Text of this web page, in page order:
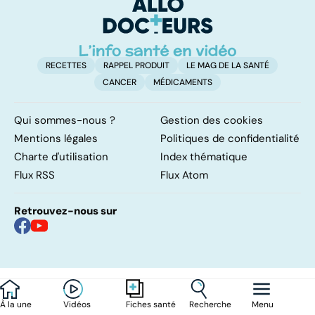
À la une Vidéos Fiches santé Recherche Menu
infection
RECETTES RAPPEL PRODUIT
LE MAG DE LA SANTÉ
CANCER
MÉDICAMENTS
Qui sommes-nous ?
Gestion des cookies
Mentions légales
Politiques de confidentialité
Charte d'utilisation
Index thématique
Flux RSS
Flux Atom
Retrouvez-nous sur